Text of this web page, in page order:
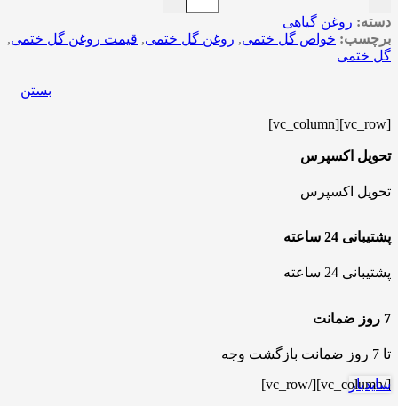
دسته: روغن گیاهی
برچسب: خواص گل ختمی, روغن گل ختمی, قیمت روغن گل ختمی,
گل ختمی
بستن
[vc_row][vc_column]
تحویل اکسپرس
تحویل اکسپرس
پشتیبانی 24 ساعته
پشتیبانی 24 ساعته
7 روز ضمانت
تا 7 روز ضمانت بازگشت وجه
[/vc_column][/vc_row]
سایدبار